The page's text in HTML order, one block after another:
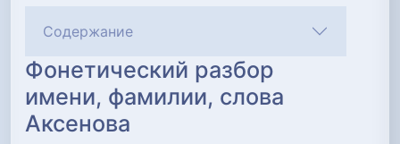
Содержание
Фонетический разбор
имени, фамилии, слова
Аксенова